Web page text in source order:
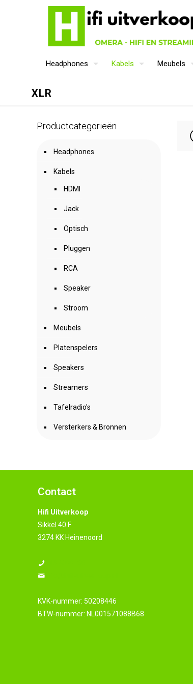
Headphones Kabels Meubels
XLR
Productcategorieën
Headphones
Kabels
HDMI
Jack
Optisch
Pluggen
RCA
Speaker
Stroom
Meubels
Platenspelers
Speakers
Streamers
Tafelradio's
Versterkers & Bronnen
Contact
Hifi Uitverkoop
Sikkel 40 F
3274 KK Heinenoord
KVK-nummer: 50208446
BTW-nummer: NL001571088B68